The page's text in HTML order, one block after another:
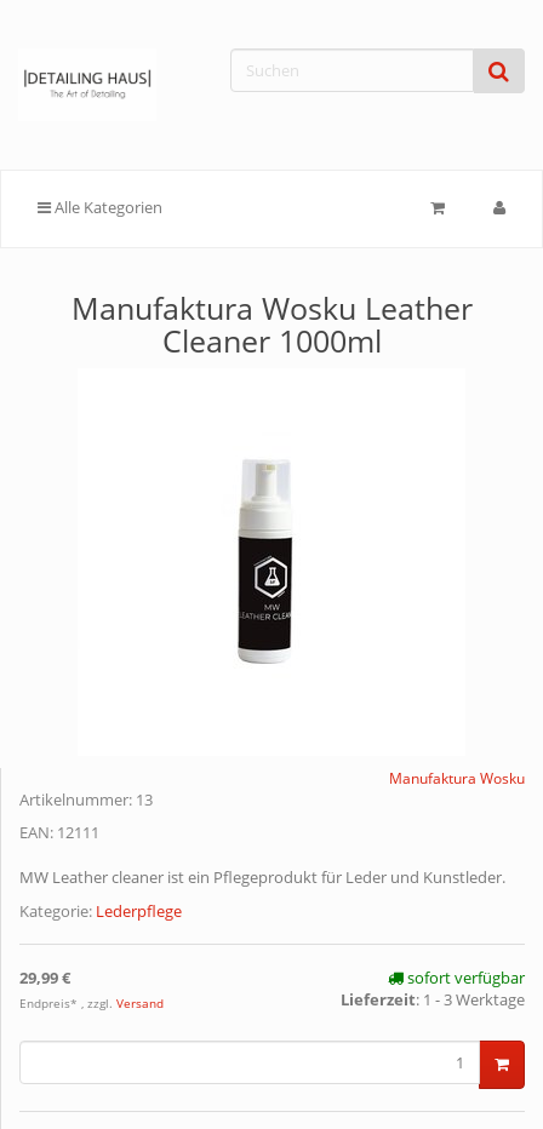
Alle Kategorien
Manufaktura Wosku Leather
Cleaner 1000ml
Manufaktura Wosku
Artikelnummer: 13
EAN: 12111
MW Leather cleaner ist ein Pflegeprodukt für Leder und Kunstleder.
Kategorie: Lederpflege
29,99 €
Endpreis* , zzgl. Versand
sofort verfügbar
Lieferzeit: 1 - 3 Werktage